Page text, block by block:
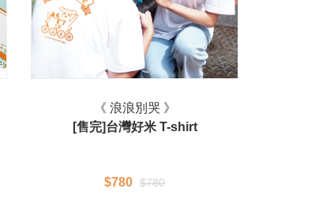
《 浪浪別哭 》
[售完]台灣好米 T-shirt
$780 $780